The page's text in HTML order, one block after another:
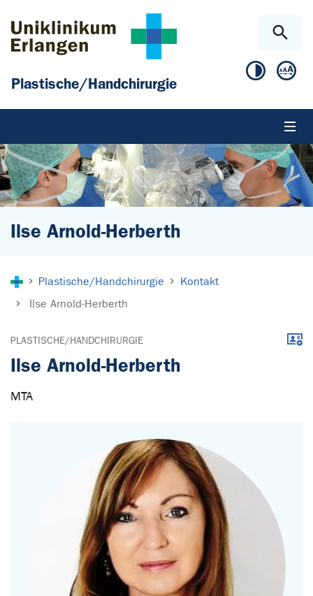
Plastische/Handchirurgie
Ilse Arnold-Herberth
Plastische/Handchirurgie
Kontakt
Ilse Arnold-Herberth
PLASTISCHE/HANDCHIRURGIE
Ilse Arnold-Herberth
MTA